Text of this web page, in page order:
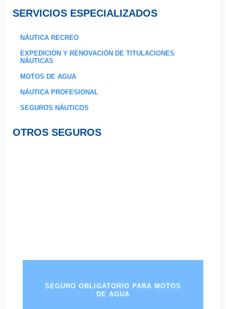
SERVICIOS ESPECIALIZADOS
NÁUTICA RECREO
EXPEDICIÓN Y RENOVACIÓN DE TITULACIONES
NÁUTICAS
MOTOS DE AGUA
NÁUTICA PROFESIONAL
SEGUROS NÁUTICOS
OTROS SEGUROS
SEGURO OBLIGATORIO PARA MOTOS
DE AGUA